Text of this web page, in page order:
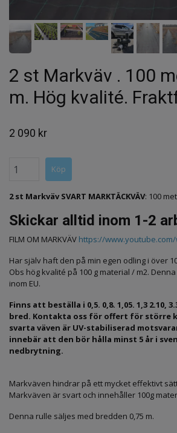
2 st Markväv . 100
m. Hög kvalité.
2 090 kr
2 st Markväv SVART MARKTÄCKVÄV: 100
Skickar alltid inom 1-2
FILM OM MARKVÄV https://www.youtube.com/
Har själv haft den på min egen odling i över
Obs hög kvalité på 100 g material / m2.
inom EU.
Finns att beställa i 0,5. 0,8. 1,05. 1,3 2.10,
bred. Kontakta oss för offert för större
svarta väven är UV-stabiliserad
innebär att den bör hålla minst 5 år i
nedbrytning.
Markväven hindrar på ett mycket effektivt
Markväven är svart och innehåller 100g
Denna rulle säljes med bredden 0,75 m.